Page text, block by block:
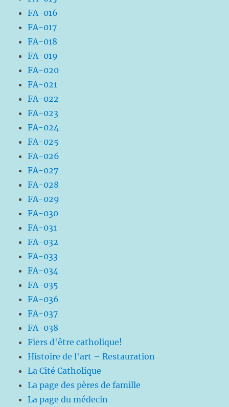
FA-016
FA-017
FA-018
FA-019
FA-020
FA-021
FA-022
FA-023
FA-024
FA-025
FA-026
FA-027
FA-028
FA-029
FA-030
FA-031
FA-032
FA-033
FA-034
FA-035
FA-036
FA-037
FA-038
Fiers d'être catholique!
Histoire de l'art – Restauration
La Cité Catholique
La page des pères de famille
La page du médecin